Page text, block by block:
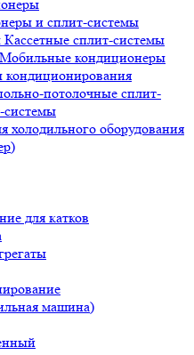
и сплит-системы
Кассетные сплит-системы
Мобильные кондиционеры
кондиционирования
потолочные сплит-
системы
холодильного оборудования
для катков
машина)